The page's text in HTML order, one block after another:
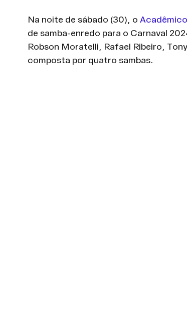
Na noite de sábado (30), o
de samba-enredo para o Carnaval
Robson Moratelli, Rafael Ribeiro,
composta por quatro sambas.